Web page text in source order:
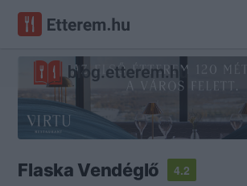
Flaska Vendéglő
4.2